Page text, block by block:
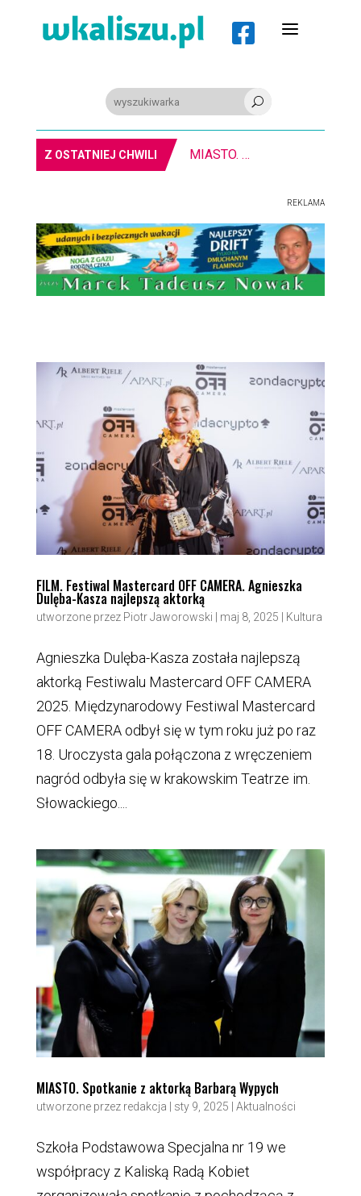
 a
U
Z OSTATNIEJ CHWILI 8-11.8. Warsztaty pisania ikon w Pałacu Lipskich
REKLAMA
FILM. Festiwal Mastercard OFF CAMERA. Agnieszka
Dulęba-Kasza najlepszą aktorką
utworzone przez Piotr Jaworowski | maj 8, 2025 | Kultura
Agnieszka Dulęba-Kasza została najlepszą
aktorką Festiwalu Mastercard OFF CAMERA
2025. Międzynarodowy Festiwal Mastercard
OFF CAMERA odbył się w tym roku już po raz
18. Uroczysta gala połączona z wręczeniem
nagród odbyła się w krakowskim Teatrze im.
Słowackiego....
MIASTO. Spotkanie z aktorką Barbarą Wypych
utworzone przez redakcja sty 9, 2025 Aktualności
Szkoła Podstawowa Specjalna nr 19 we
współpracy z Kaliską Radą Kobiet